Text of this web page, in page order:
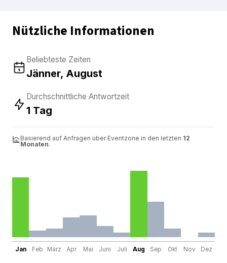
Nützliche Informationen
Beliebteste Zeiten
Jänner, August
Durchschnittliche Antwortzeit
1 Tag
Basierend auf Anfragen über Eventzone in den letzten 12
Monaten.
Jan Feb März Apr Mai Juni Juli Aug Sep Okt Nov Dez